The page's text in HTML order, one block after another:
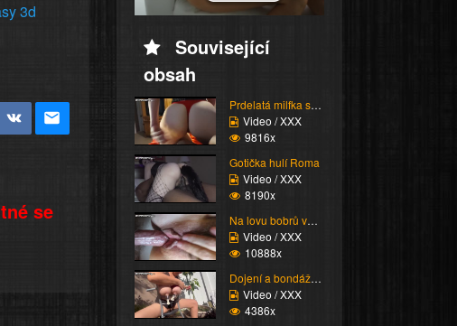
3d
se
Související
obsah
Prdelatá milfka si ose...
Video / XXX
9816x
Gotička hulí Roma
Video / XXX
8190x
Na lovu bobrů vol.76
Video / XXX
10888x
Dojení a bondáž vemen
Video / XXX
4386x